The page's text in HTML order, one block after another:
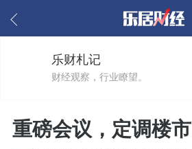
乐财札记
财经观察，行业瞭望。
重磅会议，定调楼市